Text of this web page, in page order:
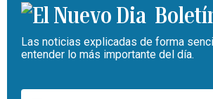
Las noticias explicadas de forma
entender lo más importante del día.